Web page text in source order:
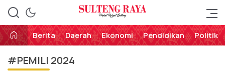
Sulteng Raya
Perekat Rakyat Sulteng
Berita
Daerah Ekonomi Pendidikan Politik
#PEMILI 2024